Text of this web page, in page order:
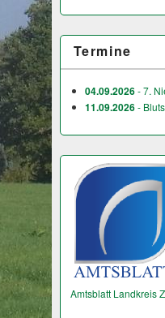
Termine
04.09.2026- 7.
11.09.2026-
Amtsblatt Landkreis